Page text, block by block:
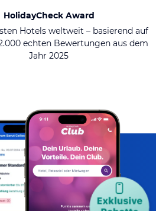
HolidayCheck Award
Hotels weltweit – basierend auf
echten Bewertungen aus dem
Jahr 2025